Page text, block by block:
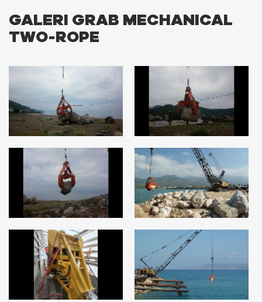
GALERI GRAB MECHANICAL
TWO-ROPE